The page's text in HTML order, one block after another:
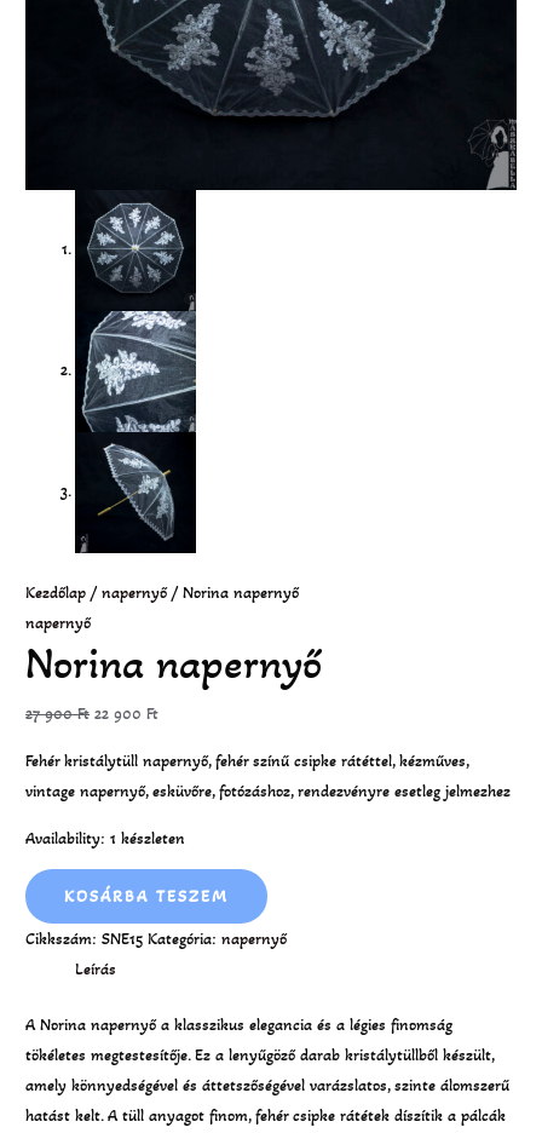
Kezdőlap /napernyő/ Norina napernyő
napernyő
Norina napernyő
27 900Ft 22 900Ft
Fehér kristálytüll napernyő, fehér színű csipke rátéttel, kézműves,
vintage napernyő, esküvőre, fotózáshoz, rendezvényre esetleg jelmezhez
Availability: 1 készleten
KOSÁRBA TESZEM
Cikkszám:SNE15 Kategória:napernyő
Leírás
A Norina napernyő a klasszikus elegancia és a légies finomság
tökéletes megtestesítője. Ez a lenyűgöző darab kristálytüllből készült,
amely könnyedségével és áttetszőségével varázslatos, szinte álomszerű
hatást kelt. A tüll anyagot finom, fehér csipke rátétek díszítik a pálcák